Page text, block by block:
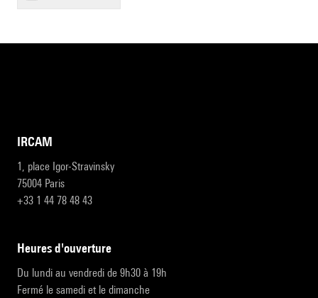
IRCAM
1, place Igor-Stravinsky
75004 Paris
+33 1 44 78 48 43
heures d'ouverture
Du lundi au vendredi de 9h30 à 19h
Fermé le samedi et le dimanche